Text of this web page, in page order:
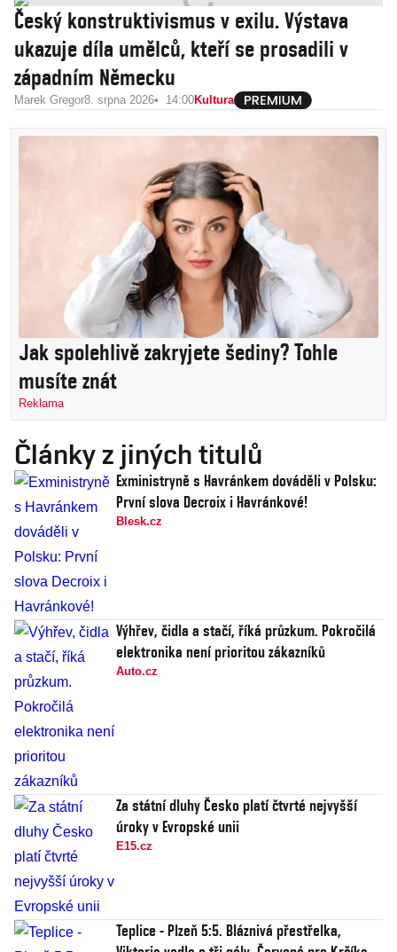
Český konstruktivismus v exilu. Výstava
ukazuje díla umělců, kteří se prosadili v
západním Německu
Marek Gregor8. srpna 2026 14:00Kultura
Jak spolehlivě zakryjete šediny? Tohle
musíte znát
Reklama
Články z jiných titulů
Exministryně s Havránkem dováděli v Polsku:
První slova Decroix i Havránkové!
Blesk.cz
Výhřev, čidla a stačí, říká průzkum. Pokročilá
elektronika není prioritou zákazníků
Auto.cz
Za státní dluhy Česko platí čtvrté nejvyšší
úroky v Evropské unii
E15.cz
Teplice - Plzeň 5:5. Bláznivá přestřelka,